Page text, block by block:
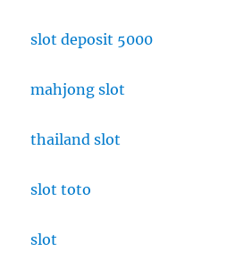
slot deposit 5000
mahjong slot
thailand slot
slot toto
slot